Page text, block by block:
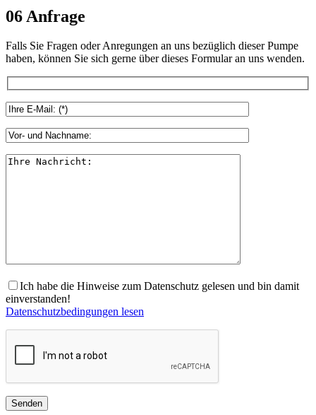
06 Anfrage
Falls Sie Fragen oder Anregungen an uns bezüglich dieser Pumpe
haben, können Sie sich gerne über dieses Formular an uns wenden.
Ich habe die Hinweise zum Datenschutz gelesen und bin damit
einverstanden!
Datenschutzbedingungen lesen